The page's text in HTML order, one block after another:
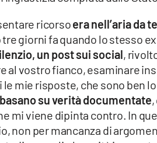
ricorsoera nell’aria da
giorni fa quando lo stesso
un post sui social,
al vostro fianco, esaminare
mie risposte, che sono ben
su verità documentate
mi viene dipinta contro. In
non per mancanza di